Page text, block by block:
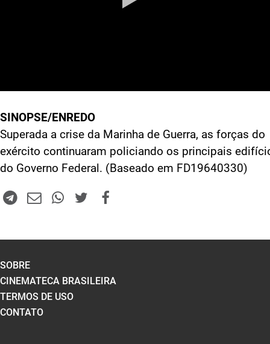
SINOPSE/ENREDO
Superada a crise da Marinha de Guerra, as forças do
exército continuaram policiando os principais
do Governo Federal. (Baseado em FD19640330)
SOBRE
CINEMATECA BRASILEIRA
TERMOS DE USO
CONTATO